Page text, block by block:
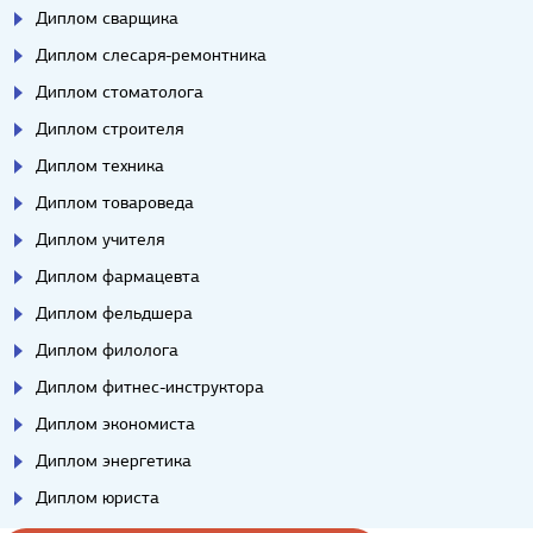
Диплом сварщика
Диплом слесаря-ремонтника
Диплом стоматолога
Диплом строителя
Диплом техника
Диплом товароведа
Диплом учителя
Диплом фармацевта
Диплом фельдшера
Диплом филолога
Диплом фитнес-инструктора
Диплом экономиста
Диплом энергетика
Диплом юриста